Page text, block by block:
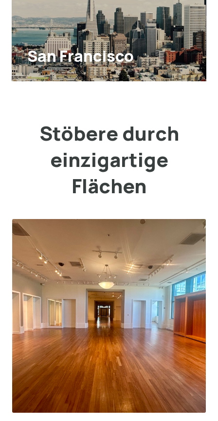
San Francisco
Stöbere durch
einzigartige
Flächen